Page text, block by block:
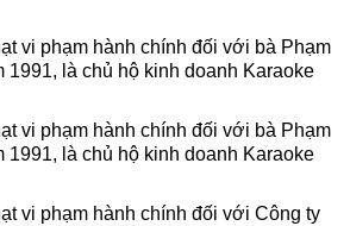
vi phạm hành chính đối với bà Phạm
1991, là chủ hộ kinh doanh Karaoke
vi phạm hành chính đối với bà Phạm
1991, là chủ hộ kinh doanh Karaoke
vi phạm hành chính đối với Công ty